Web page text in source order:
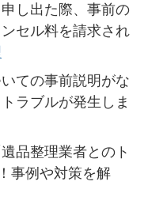
し出た際、事前の
セル料を請求され
ての事前説明がな
ラブルが発生しま
品整理業者とのト
事例や対策を解